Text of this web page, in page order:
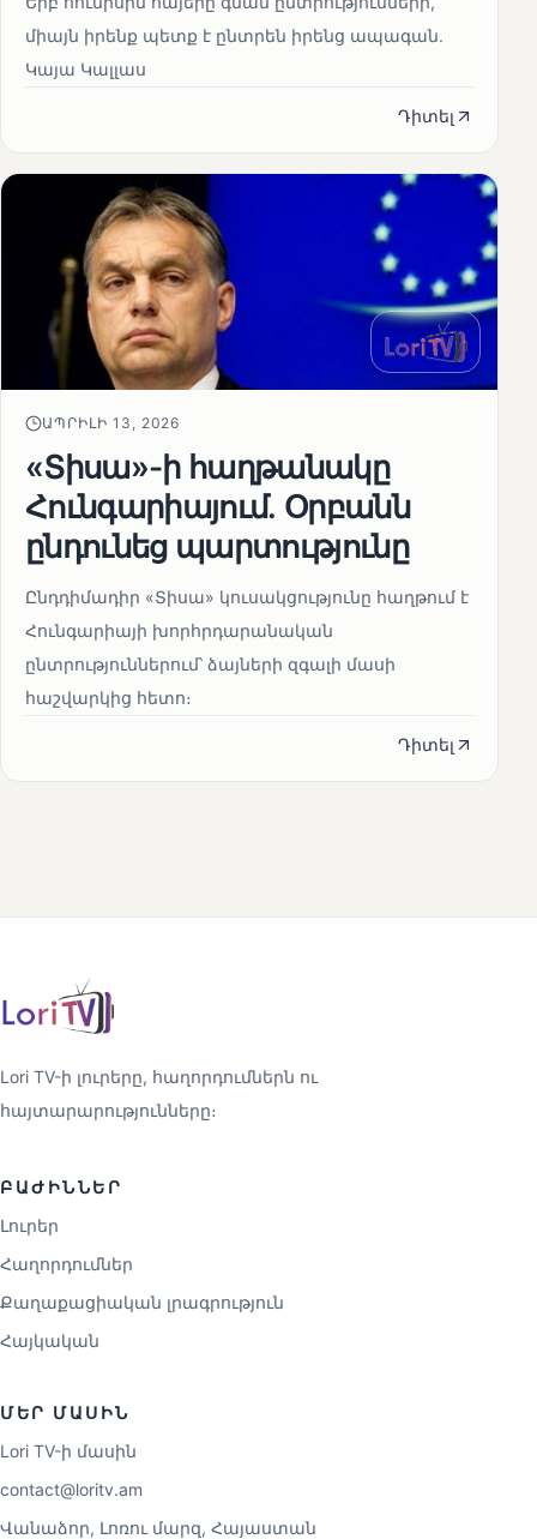
միայն իրենք պետք է ընտրեն իրենց ապագան.
Կայա Կալլաս
Դիտել
ԱՊՐԻԼԻ 13, 2026
«Տիսա»-ի հաղթանակը
Հունգարիայում․ Օրբանն
ընդունեց պարտությունը
Ընդդիմադիր «Տիսա» կուսակցությունը հաղթում է
Հունգարիայի խորհրդարանական
ընտրություններում՝ ձայների զգալի մասի
հաշվարկից հետո։
Դիտել
Lori TV-ի լուրերը, հաղորդումներն ու
հայտարարությունները։
ԲԱԺԻՆՆԵՐ
Լուրեր
Հաղորդումներ
Քաղաքացիական լրագրություն
Հայկական
ՄԵՐ ՄԱՍԻՆ
Lori TV-ի մասին
contact@loritv.am
Վանաձոր, Լոռու մարզ, Հայաստան